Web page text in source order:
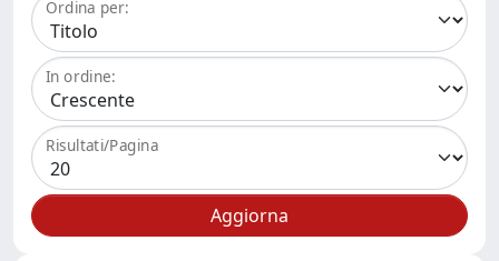
Ordina per:
In ordine:
Risultati/Pagina